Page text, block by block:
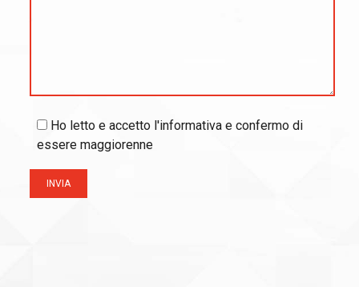
Ho letto e accetto l'informativa e confermo di
essere maggiorenne